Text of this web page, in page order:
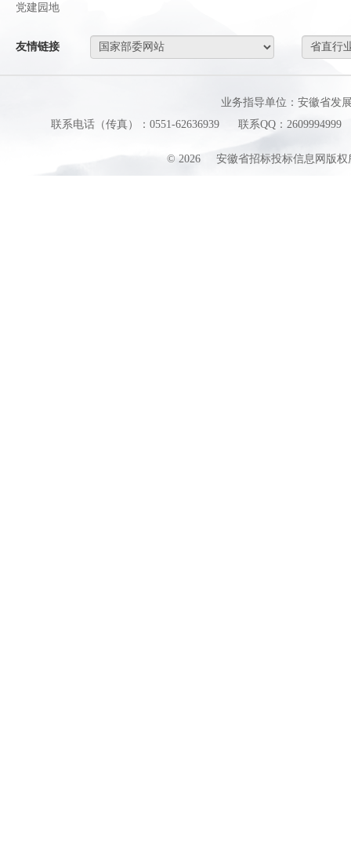
党建园地
友情链接
业务指导单位：安徽省发
联系电话（传真）：0551-62636939
联系QQ：2609994999
© 2026 安徽省招标投标信息网版